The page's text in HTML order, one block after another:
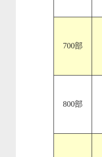
700部
800部